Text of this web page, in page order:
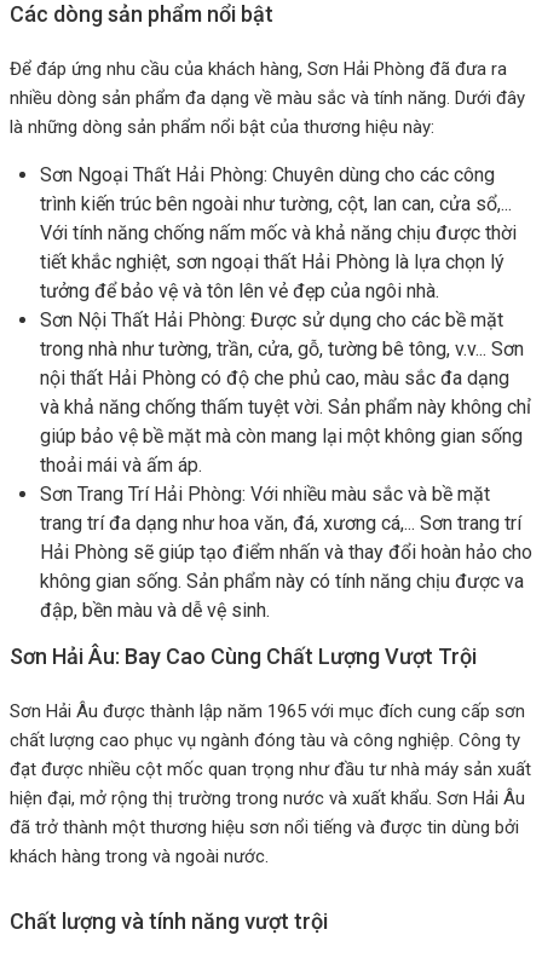
Các dòng sản phẩm nổi bật
Để đáp ứng nhu cầu của khách hàng, Sơn Hải Phòng đã đưa ra
nhiều dòng sản phẩm đa dạng về màu sắc và tính năng. Dưới đây
là những dòng sản phẩm nổi bật của thương hiệu này:
Sơn Ngoại Thất Hải Phòng: Chuyên dùng cho các công
trình kiến trúc bên ngoài như tường, cột, lan can, cửa sổ,...
Với tính năng chống nấm mốc và khả năng chịu được thời
tiết khắc nghiệt, sơn ngoại thất Hải Phòng là lựa chọn lý
tưởng để bảo vệ và tôn lên vẻ đẹp của ngôi nhà.
Sơn Nội Thất Hải Phòng: Được sử dụng cho các bề mặt
trong nhà như tường, trần, cửa, gỗ, tường bê tông, v.v... Sơn
nội thất Hải Phòng có độ che phủ cao, màu sắc đa dạng
và khả năng chống thấm tuyệt vời. Sản phẩm này không chỉ
giúp bảo vệ bề mặt mà còn mang lại một không gian sống
thoải mái và ấm áp.
Sơn Trang Trí Hải Phòng: Với nhiều màu sắc và bề mặt
trang trí đa dạng như hoa văn, đá, xương cá,... Sơn trang trí
Hải Phòng sẽ giúp tạo điểm nhấn và thay đổi hoàn hảo cho
không gian sống. Sản phẩm này có tính năng chịu được va
đập, bền màu và dễ vệ sinh.
Sơn Hải Âu: Bay Cao Cùng Chất Lượng Vượt Trội
Sơn Hải Âu được thành lập năm 1965 với mục đích cung cấp sơn
chất lượng cao phục vụ ngành đóng tàu và công nghiệp. Công ty
đạt được nhiều cột mốc quan trọng như đầu tư nhà máy sản xuất
hiện đại, mở rộng thị trường trong nước và xuất khẩu. Sơn Hải Âu
đã trở thành một thương hiệu sơn nổi tiếng và được tin dùng bởi
khách hàng trong và ngoài nước.
Chất lượng và tính năng vượt trội